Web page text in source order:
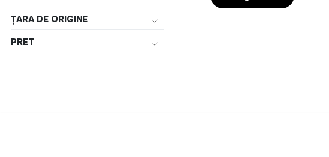
Bran
Brancoveanu
ȚARA DE ORIGINE
PRET